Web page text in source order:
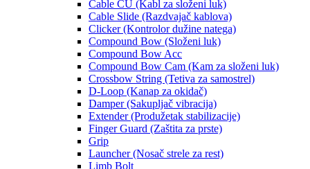
Cable CU (Kabl za složeni luk)
Cable Slide (Razdvajač kablova)
Clicker (Kontrolor dužine natega)
Compound Bow (Složeni luk)
Compound Bow Acc
Compound Bow Cam (Kam za složeni luk)
Crossbow String (Tetiva za samostrel)
D-Loop (Kanap za okidač)
Damper (Sakupljač vibracija)
Extender (Produžetak stabilizacije)
Finger Guard (Zaštita za prste)
Grip
Launcher (Nosač strele za rest)
Limb Bolt